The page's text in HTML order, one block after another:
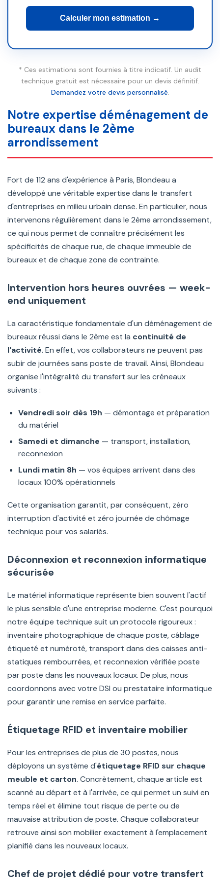
Calculer mon estimation →
* Ces estimations sont fournies à titre indicatif. Un audit
technique gratuit est nécessaire pour un devis définitif.
Demandez votre devis personnalisé.
Notre expertise déménagement de
bureaux dans le 2ème
arrondissement
Fort de 112 ans d'expérience à Paris, Blondeau a
développé une véritable expertise dans le transfert
d'entreprises en milieu urbain dense. En particulier, nous
intervenons régulièrement dans le 2ème arrondissement,
ce qui nous permet de connaître précisément les
spécificités de chaque rue, de chaque immeuble de
bureaux et de chaque zone de contrainte.
Intervention hors heures ouvrées — week-
end uniquement
La caractéristique fondamentale d'un déménagement de
bureaux réussi dans le 2ème est la continuité de
l'activité. En effet, vos collaborateurs ne peuvent pas
subir de journées sans poste de travail. Ainsi, Blondeau
organise l'intégralité du transfert sur les créneaux
suivants :
Vendredi soir dès 19h — démontage et préparation
du matériel
Samedi et dimanche — transport, installation,
reconnexion
Lundi matin 8h — vos équipes arrivent dans des
locaux 100% opérationnels
Cette organisation garantit, par conséquent, zéro
interruption d'activité et zéro journée de chômage
technique pour vos salariés.
Déconnexion et reconnexion informatique
sécurisée
Le matériel informatique représente bien souvent l'actif
le plus sensible d'une entreprise moderne. C'est pourquoi
notre équipe technique suit un protocole rigoureux :
inventaire photographique de chaque poste, câblage
étiqueté et numéroté, transport dans des caisses anti-
statiques rembourrées, et reconnexion vérifiée poste
par poste dans les nouveaux locaux. De plus, nous
coordonnons avec votre DSI ou prestataire informatique
pour garantir une remise en service parfaite.
Étiquetage RFID et inventaire mobilier
Pour les entreprises de plus de 30 postes, nous
déployons un système d'étiquetage RFID sur chaque
meuble et carton. Concrètement, chaque article est
scanné au départ et à l'arrivée, ce qui permet un suivi en
temps réel et élimine tout risque de perte ou de
mauvaise attribution de poste. Chaque collaborateur
retrouve ainsi son mobilier exactement à l'emplacement
planifié dans les nouveaux locaux.
Chef de projet dédié pour votre transfert